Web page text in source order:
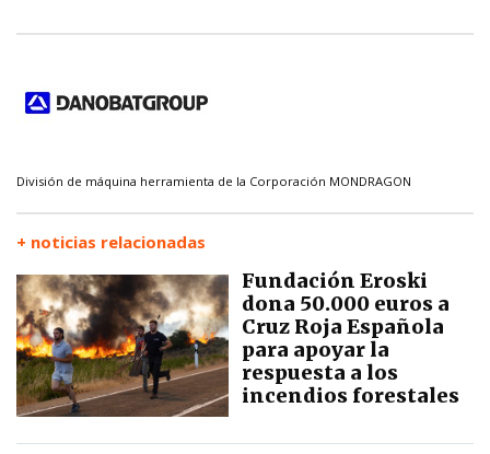
División de máquina herramienta de la Corporación MONDRAGON
+ noticias relacionadas
Fundación Eroski
dona 50.000 euros a
Cruz Roja Española
para apoyar la
respuesta a los
incendios forestales